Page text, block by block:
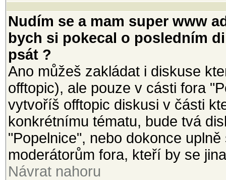
Nudím se a mam super www
bych si pokecal o posledním
psát ?
Ano můžeš zakládat i diskuse
offtopic), ale pouze v cásti fora
vytvoříš offtopic diskusi v části
konkrétnímu tématu, bude tvá
"Popelnice", nebo dokonce
moderátorům fora, kteří by se
Návrat nahoru